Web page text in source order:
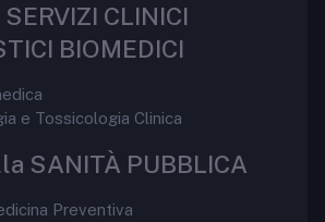
CLINICI
BIOMEDICI
e Tossicologia Clinica
SANITÀ PUBBLICA
Preventiva